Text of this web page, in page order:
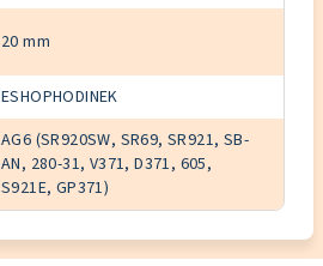
20 mm
ESHOPHODINEK
AG6 (SR920SW, SR69, SR921, SB-
AN, 280-31, V371, D371, 605,
S921E, GP371)